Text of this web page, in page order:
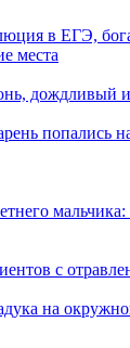
в ЕГЭ,
места
дождливый
попались
с
на